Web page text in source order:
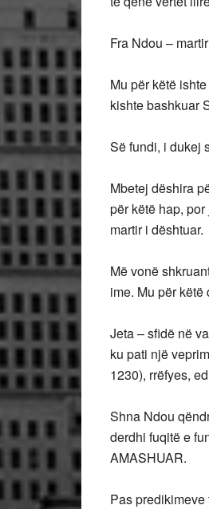
Fra Ndou –
Mu për këtë
kishte bashkuar
Së fundi, i dukej
Mbetej dëshira
për këtë hap,
martir i dështuar.
Më vonë
ime. Mu për këtë
Jeta – sfidë në
ku pati një
1230), rrëfyes,
Shna Ndou
derdhi fuqitë e
AMASHUAR.
Pas